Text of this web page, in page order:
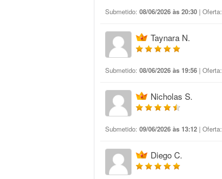
Submetido: 08/06/2026 às 20:30 | Oferta:
Taynara N.
Submetido: 08/06/2026 às 19:56 | Oferta:
Nicholas S.
Submetido: 09/06/2026 às 13:12 | Oferta:
Diego C.